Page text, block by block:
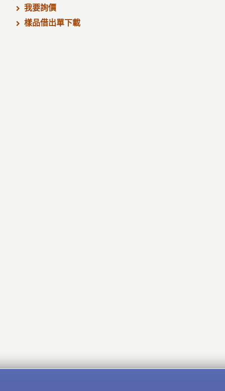
我要詢價
樣品借出單下載